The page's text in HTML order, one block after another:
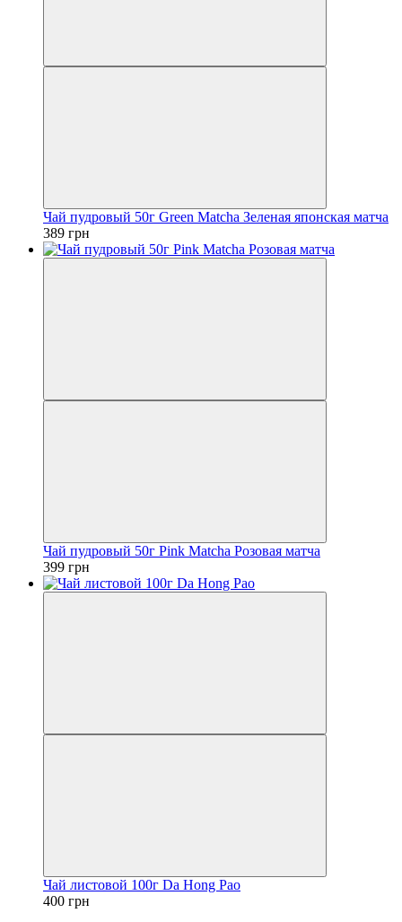
Чай пудровый 50г Green Мatcha Зеленая японская матча
389 грн
Чай пудровый 50г Pink Matcha Розовая матча
399 грн
Чай листовой 100г Da Hong Pao
400 грн